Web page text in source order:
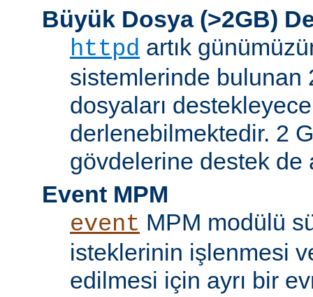
Büyük Dosya (>2GB)
httpd artık
sistemlerinde bulunan
dosyaları
derlenebilmektedir. 2
gövdelerine destek de
Event MPM
event MPM modülü
isteklerinin işlenmesi
edilmesi için ayrı bir